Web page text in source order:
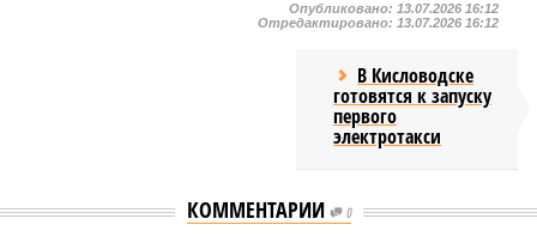
Опубликовано: 13.07.2026 16:12
Отредактировано: 13.07.2026 16:12
В Кисловодске
готовятся к запуску
первого
электротакси
КОММЕНТАРИИ 0